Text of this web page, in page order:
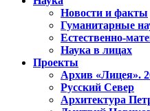
Новости и факты
Гуманитарные
Естественно-
Наука в лицах
Проекты
Архив «Лицея».
Русский Север
Архитектура